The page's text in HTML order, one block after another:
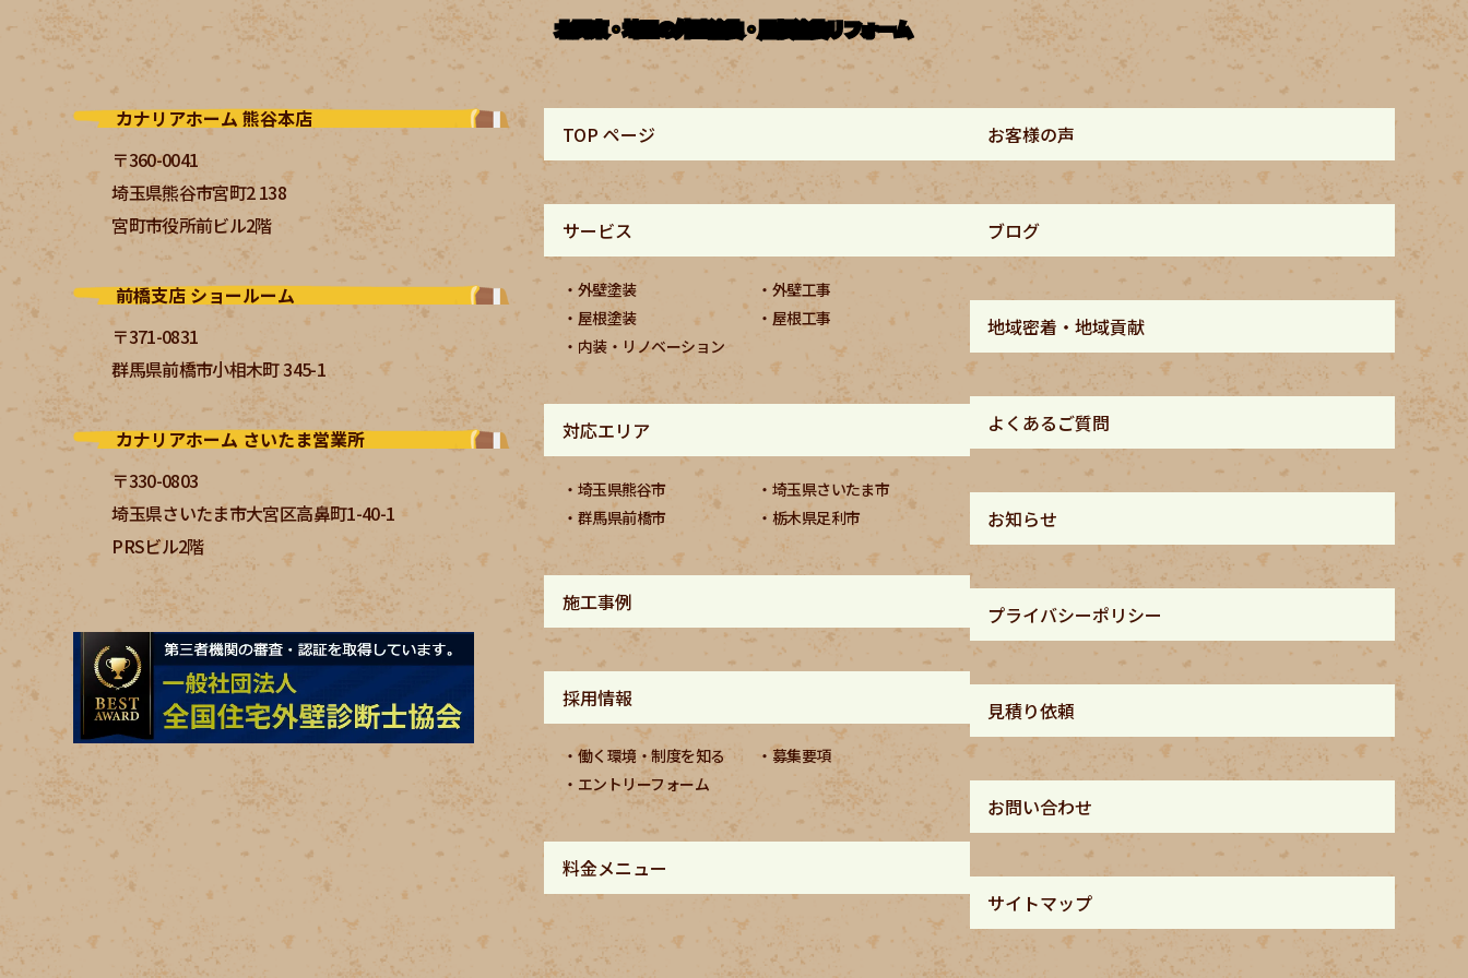
北関東・埼玉の外壁塗装・屋根塗装リフォーム
カナリアホーム 熊谷本店
〒360-0041
埼玉県熊谷市宮町2 138
宮町市役所前ビル2階
前橋支店 ショールーム
〒371-0831
群馬県前橋市小相木町 345-1
カナリアホーム さいたま営業所
〒330-0803
埼玉県さいたま市大宮区高鼻町1-40-1
PRSビル2階
TOP ページ
サービス
外壁塗装
外壁工事
屋根塗装
屋根工事
内装・リノベーション
対応エリア
埼玉県熊谷市
埼玉県さいたま市
群馬県前橋市
栃木県足利市
施工事例
採用情報
働く環境・制度を知る
募集要項
エントリーフォーム
料金メニュー
お客様の声
ブログ
地域密着・地域貢献
よくあるご質問
お知らせ
プライバシーポリシー
見積り依頼
お問い合わせ
サイトマップ